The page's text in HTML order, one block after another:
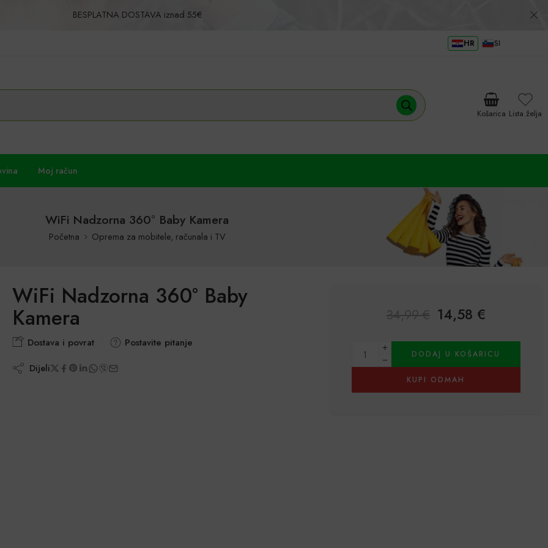
BESPLATNA DOSTAVA iznad 55€
HR SI
Košarica Lista želja
Moj račun
WiFi Nadzorna 360° Baby Kamera
Početna Oprema za mobitele, računala i TV
WiFi Nadzorna 360° Baby
Kamera
Dostava i povrat Postavite pitanje
Dijeli
34,99€ 14,58 €
DODAJ U KOŠARICU
KUPI ODMAH
Alternative: